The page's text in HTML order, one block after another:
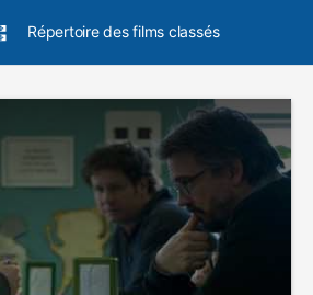
Répertoire des films classés